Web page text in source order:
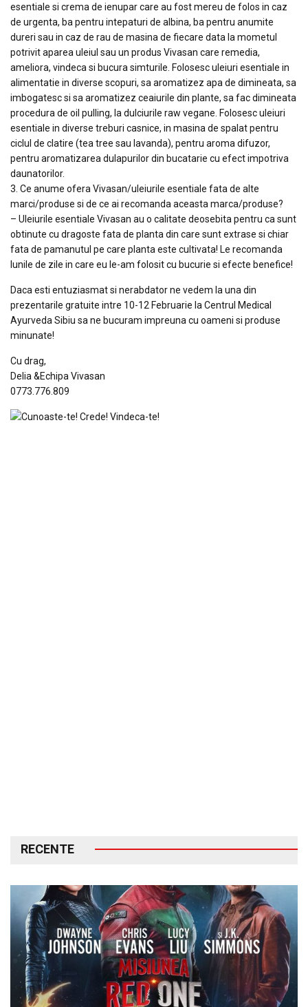
esentiale si crema de ienupar care au fost mereu de folos in caz
de urgenta, ba pentru intepaturi de albina, ba pentru anumite
dureri sau in caz de rau de masina de fiecare data la mometul
potrivit aparea uleiul sau un produs Vivasan care remedia,
ameliora, vindeca si bucura simturile. Folosesc uleiuri esentiale in
alimentatie in diverse scopuri, sa aromatizez apa de dimineata, sa
imbogatesc si sa aromatizez ceaiurile din plante, sa fac dimineata
procedura de oil pulling, la dulciurile raw vegane. Folosesc uleiuri
esentiale in diverse treburi casnice, in masina de spalat pentru
ciclul de clatire (tea tree sau lavanda), pentru aroma difuzor,
pentru aromatizarea dulapurilor din bucatarie cu efect impotriva
daunatorilor.
3. Ce anume ofera Vivasan/uleiurile esentiale fata de alte
marci/produse si de ce ai recomanda aceasta marca/produse?
– Uleiurile esentiale Vivasan au o calitate deosebita pentru ca sunt
obtinute cu dragoste fata de planta din care sunt extrase si chiar
fata de pamanutul pe care planta este cultivata! Le recomanda
lunile de zile in care eu le-am folosit cu bucurie si efecte benefice!
Daca esti entuziasmat si nerabdator ne vedem la una din
prezentarile gratuite intre 10-12 Februarie la Centrul Medical
Ayurveda Sibiu sa ne bucuram impreuna cu oameni si produse
minunate!
Cu drag,
Delia &Echipa Vivasan
0773.776.809
RECENTE